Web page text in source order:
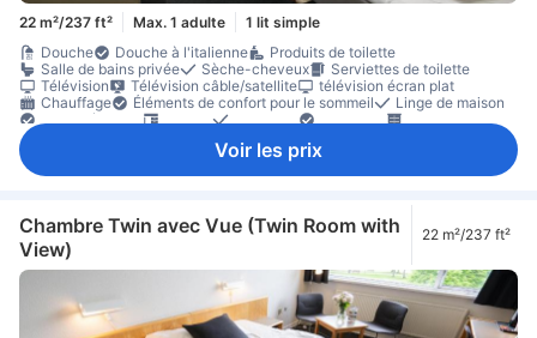
22 m²/237 ft² Max. 1 adulte
1 lit simple
Douche
Douche à l'italienne
Produits de toilette
Salle de bains privée
Sèche-cheveux
Serviettes de toilette
Télévision
Télévision câble/satellite
télévision écran plat
Chauffage
Éléments de confort pour le sommeil
Linge de maison
Prise près du lit
Bureau Moquette Poubelles
Placard
Voir les prix
Chambre Twin avec Vue (Twin Room with
View)
22 m²/237 ft²